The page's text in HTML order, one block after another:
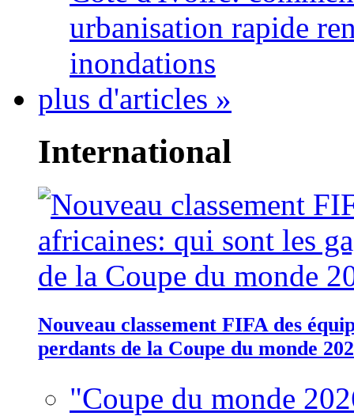
urbanisation rapide
inondations
plus d'articles »
International
Nouveau classement FIFA des
perdants de la Coupe du monde
"Coupe du monde